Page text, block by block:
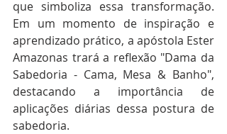
que simboliza essa transformação.
Em um momento de inspiração e
aprendizado prático, a apóstola Ester
Amazonas trará a reflexão "Dama da
Sabedoria - Cama, Mesa & Banho",
destacando a importância de
aplicações diárias dessa postura de
sabedoria.